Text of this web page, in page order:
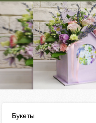
Букеты